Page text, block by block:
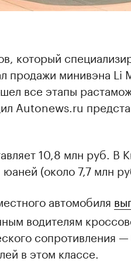
который
продажи минивэна Li
все этапы
Autonews.ru
10,8 млн руб. В
(около 7,7 млн
автомобиля
водителям
сопротивления
в этом классе.